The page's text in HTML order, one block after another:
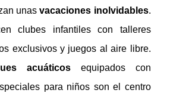
unasvacaciones inolvidables.
clubes infantiles con talleres
exclusivos y juegos al aire libre.
acuáticos equipados con
para niños son el centro